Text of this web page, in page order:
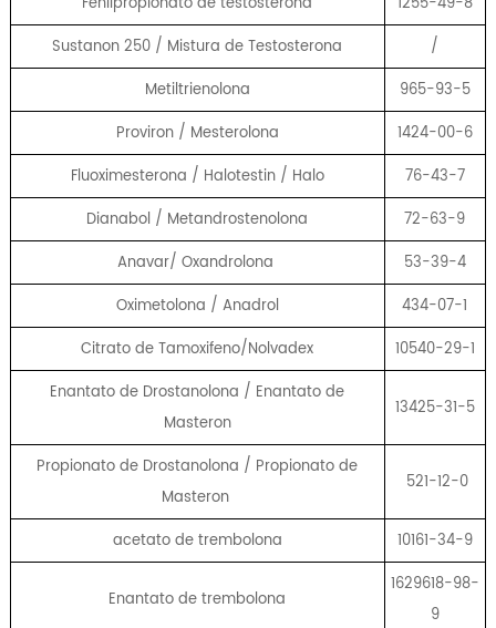
Sustanon 250 / Mistura de Testosterona
/
Metiltrienolona
965-93-5
Proviron / Mesterolona
1424-00-6
Fluoximesterona / Halotestin / Halo
76-43-7
Dianabol / Metandrostenolona
72-63-9
Anavar/ Oxandrolona
53-39-4
Oximetolona / Anadrol
434-07-1
Citrato de Tamoxifeno/Nolvadex
10540-29-1
Enantato de Drostanolona / Enantato de
Masteron
13425-31-5
Propionato de Drostanolona / Propionato de
Masteron
521-12-0
acetato de trembolona 10161-34-9
Enantato de trembolona
1629618-98-
9